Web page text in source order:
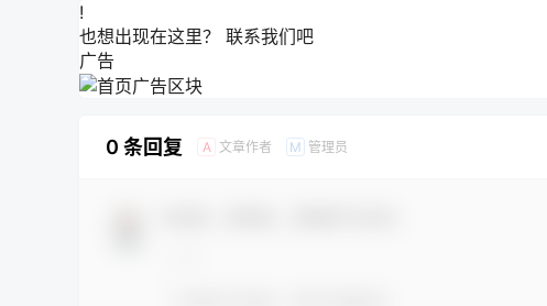
!
也想出现在这里？ 联系我们吧
广告
0 条回复 A 文章作者 M 管理员